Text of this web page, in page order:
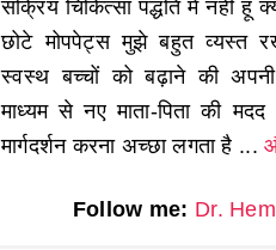
सक्रिय चिकित्सा पद्धति में नहीं हूं
छोटे मोपपेट्स मुझे बहुत व्यस्त
स्वस्थ बच्चों को बढ़ाने की
माध्यम से नए माता-पिता की
मार्गदर्शन करना अच्छा लगता है ...
Follow me: Dr.